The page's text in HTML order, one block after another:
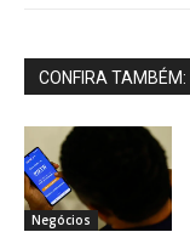
CONFIRA TAMBÉM:
Negócios